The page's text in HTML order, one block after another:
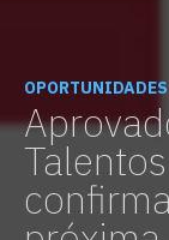
OPORTUNIDADES